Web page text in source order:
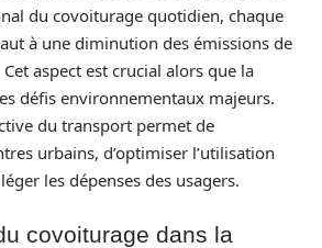
du covoiturage quotidien, chaque
à une diminution des émissions de
aspect est crucial alors que la
défis environnementaux majeurs.
du transport permet de
urbains, d’optimiser l’utilisation
les dépenses des usagers.
covoiturage dans la